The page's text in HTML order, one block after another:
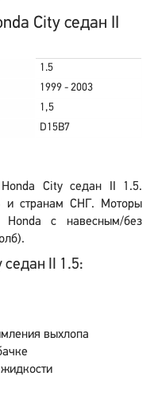
City седан II
1.5
1999 - 2003
1,5
D15B7
Honda City седан II 1.5.
и странам СНГ. Моторы
Honda с навесным/без
седан II 1.5:
выхлопа